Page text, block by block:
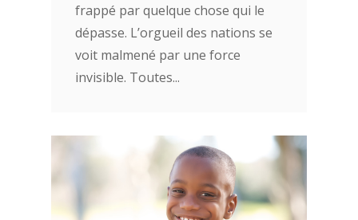
frappé par quelque chose qui le
dépasse. L’orgueil des nations se
voit malmené par une force
invisible. Toutes...